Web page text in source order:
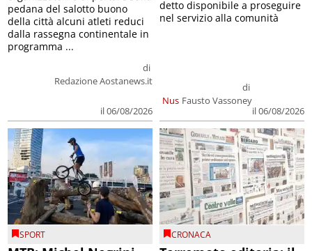
di
Redazione Aostanews.it
il 06/08/2026
pedana del salotto buono
della città alcuni atleti reduci
dalla rassegna continentale in
programma ...
Nus
di
Fausto Vassoney
il 06/08/2026
detto disponibile a proseguire
nel servizio alla comunità
SPORT CRONACA